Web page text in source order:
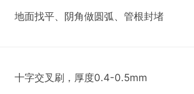
地面找平、阴角做圆弧、管根封堵
十字交叉刷，厚度0.4-0.5mm